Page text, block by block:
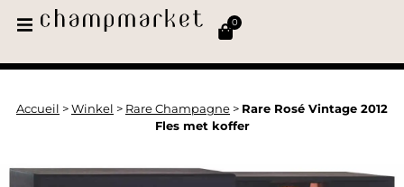
0
Accueil > Winkel > Rare Champagne > Rare Rosé Vintage 2012
Fles met koffer